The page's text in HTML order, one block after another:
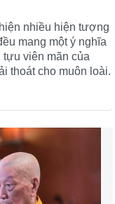
nhiều hiện tượng
mang một ý nghĩa
viên mãn của
thoát cho muôn loài.